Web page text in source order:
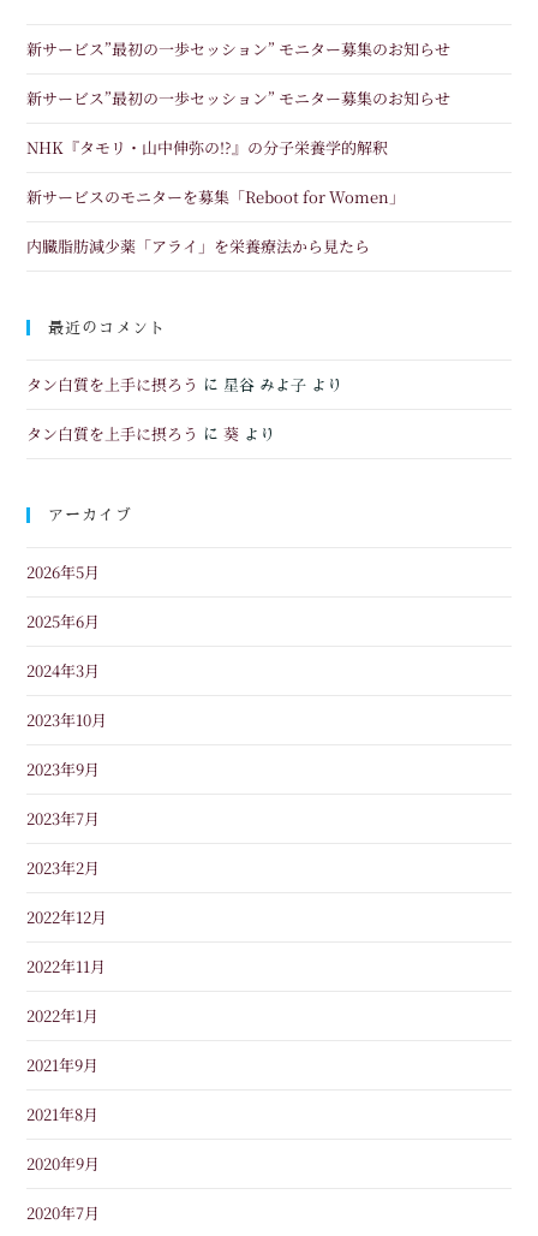
新サービス”最初の一歩セッション” モニター募集のお知らせ
新サービス”最初の一歩セッション” モニター募集のお知らせ
NHK『タモリ・山中伸弥の!?』の分子栄養学的解釈
新サービスのモニターを募集「Reboot for Women」
内臓脂肪減少薬「アライ」を栄養療法から見たら
最近のコメント
タン白質を上手に摂ろう に 星谷 みよ子 より
タン白質を上手に摂ろう に葵 より
アーカイブ
2026年5月
2025年6月
2024年3月
2023年10月
2023年9月
2023年7月
2023年2月
2022年12月
2022年11月
2022年1月
2021年9月
2021年8月
2020年9月
2020年7月